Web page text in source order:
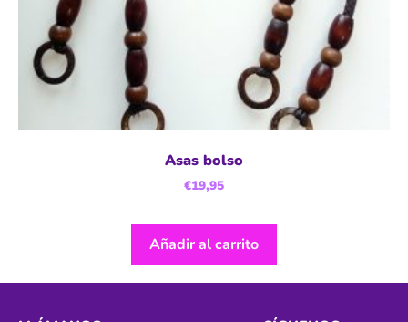
Asas bolso
€19,95
Añadir al carrito